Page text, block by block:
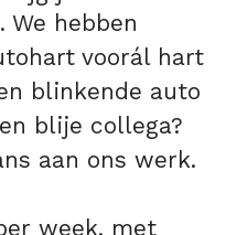
We hebben
voorál hart
blinkende auto
blije collega?
aan ons werk.
week, met